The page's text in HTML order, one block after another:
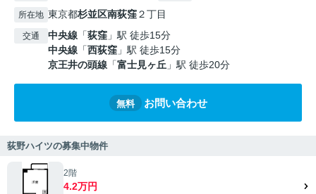
所在地 東京都杉並区南荻窪２丁目
交通 中央線 「荻窪 」駅 徒歩15分
中央線 「西荻窪 」駅 徒歩15分
京王井の頭線 「富士見ヶ丘 」駅 徒歩20分
無料 お問い合わせ
荻野ハイツの募集中物件
2階
4.2万円